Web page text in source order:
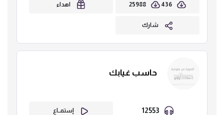
436
25988 اهداء
شارك
حاسب غيابك
إستمــاع